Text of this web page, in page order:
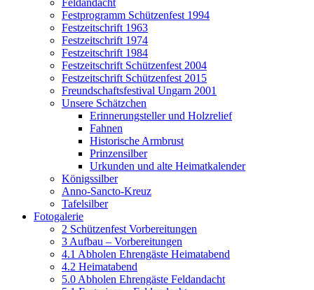
Festprogramm Schützenfest 1994
Festzeitschrift 1963
Festzeitschrift 1974
Festzeitschrift 1984
Festzeitschrift Schützenfest 2004
Festzeitschrift Schützenfest 2015
Freundschaftsfestival Ungarn 2001
Unsere Schätzchen
Erinnerungsteller und Holzrelief
Fahnen
Historische Armbrust
Prinzensilber
Urkunden und alte Heimatkalender
Königssilber
Anno-Sancto-Kreuz
Tafelsilber
Fotogalerie
2 Schützenfest Vorbereitungen
3 Aufbau – Vorbereitungen
4.1 Abholen Ehrengäste Heimatabend
4.2 Heimatabend
5.0 Abholen Ehrengäste Feldandacht